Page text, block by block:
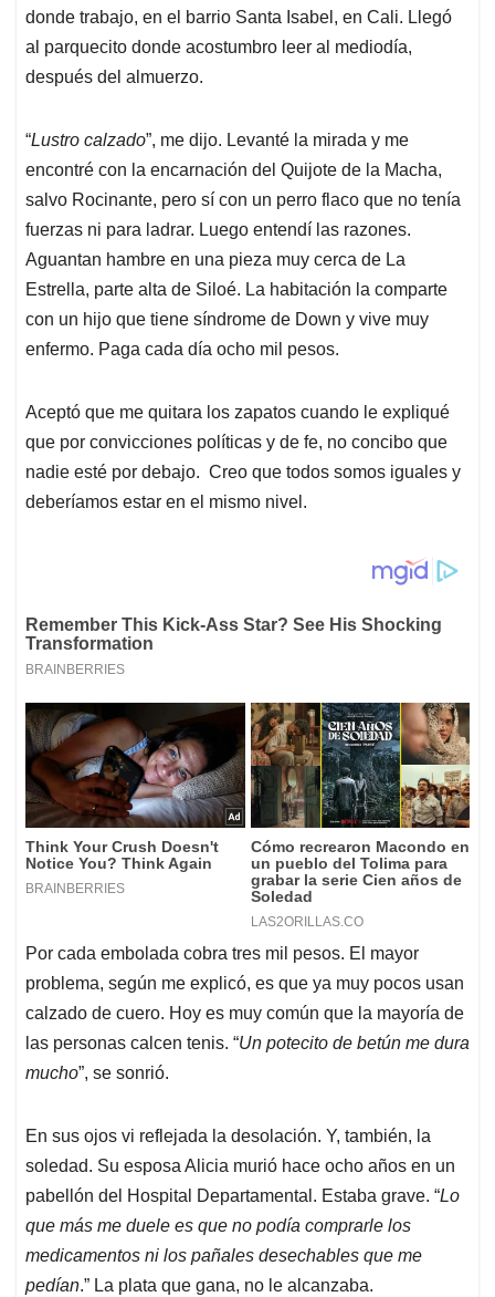
A
p
p
o
o
k
d
I
n
d
s
donde trabajo, en el barrio Santa Isabel, en Cali. Llegó
al parquecito donde acostumbro leer al mediodía,
después del almuerzo.
“Lustro calzado”, me dijo. Levanté la mirada y me
encontré con la encarnación del Quijote de la Macha,
salvo Rocinante, pero sí con un perro flaco que no tenía
fuerzas ni para ladrar. Luego entendí las razones.
Aguantan hambre en una pieza muy cerca de La
Estrella, parte alta de Siloé. La habitación la comparte
con un hijo que tiene síndrome de Down y vive muy
enfermo. Paga cada día ocho mil pesos.
Aceptó que me quitara los zapatos cuando le expliqué
que por convicciones políticas y de fe, no concibo que
nadie esté por debajo. Creo que todos somos iguales y
deberíamos estar en el mismo nivel.
Por cada embolada cobra tres mil pesos. El mayor
problema, según me explicó, es que ya muy pocos usan
calzado de cuero. Hoy es muy común que la mayoría de
las personas calcen tenis. “Un potecito de betún me dura
mucho”, se sonrió.
En sus ojos vi reflejada la desolación. Y, también, la
soledad. Su esposa Alicia murió hace ocho años en un
pabellón del Hospital Departamental. Estaba grave. “Lo
que más me duele es que no podía comprarle los
medicamentos ni los pañales desechables que me
pedían.” La plata que gana, no le alcanzaba.